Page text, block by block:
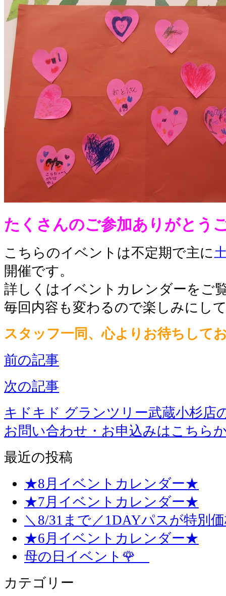
たくさんのご参加ありがとう
こちらのイベントは不定期で主に
開催です。
詳しくはイベントカレンダーをご
毎回内容も変わるので楽しみにし
スタッフ一同、心よりお待ちして
前の記事
次の記事
キドキド グランツリー武蔵小杉店
お問い合わせ・お申込みはこちら
最近の投稿
★8月イベントカレンダー★
★7月イベントカレンダー★
＼8/31まで／1DAYパスが特別
★6月イベントカレンダー★
母の日イベント🌹
カテゴリー